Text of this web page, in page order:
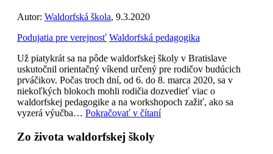
Autor: Waldorfská škola, 9.3.2020
Podujatia pre verejnosť Waldorfská pedagogika
Už piatykrát sa na pôde waldorfskej školy v Bratislave
uskutočnil orientačný víkend určený pre rodičov budúcich
prváčikov. Počas troch dní, od 6. do 8. marca 2020, sa v
niekoľkých blokoch mohli rodičia dozvedieť viac o
waldorfskej pedagogike a na workshopoch zažiť, ako sa
vyzerá výučba… Pokračovať v čítaní
Zo života waldorfskej školy